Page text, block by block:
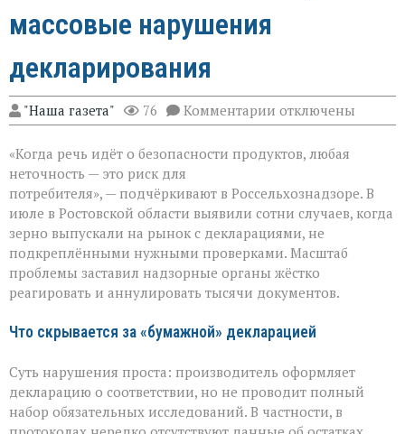
массовые нарушения
декларирования
"Наша газета" 76 Комментарии к
записи
под
Ростовской
области
вскрыли
массовые
нарушения
декларирования
отключены
«Когда речь идёт о безопасности продуктов, любая
неточность — это риск для
потребителя», — подчёркивают в Россельхознадзоре. В
июле в Ростовской области выявили сотни случаев, когда
зерно выпускали на рынок с декларациями, не
подкреплёнными нужными проверками. Масштаб
проблемы заставил надзорные органы жёстко
реагировать и аннулировать тысячи документов.
Что скрывается за «бумажной» декларацией
Суть нарушения проста: производитель оформляет
декларацию о соответствии, но не проводит полный
набор обязательных исследований. В частности, в